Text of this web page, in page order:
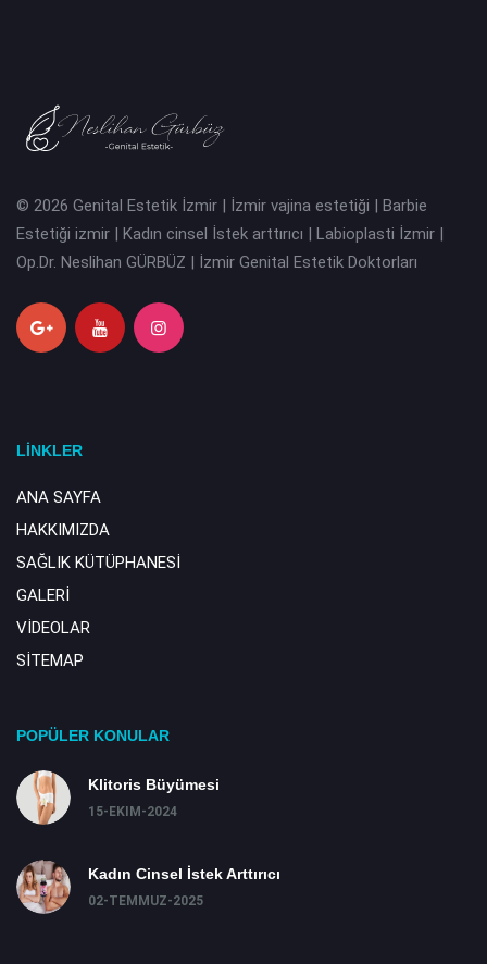
© 2026 Genital Estetik İzmir | İzmir vajina estetiği | Barbie
Estetiği izmir | Kadın cinsel İstek arttırıcı | Labioplasti İzmir |
Op.Dr. Neslihan GÜRBÜZ | İzmir Genital Estetik Doktorları
LİNKLER
ANA SAYFA
HAKKIMIZDA
SAĞLIK KÜTÜPHANESİ
GALERİ
VİDEOLAR
SİTEMAP
POPÜLER KONULAR
Klitoris Büyümesi
15-EKIM-2024
Kadın Cinsel İstek Arttırıcı
02-TEMMUZ-2025